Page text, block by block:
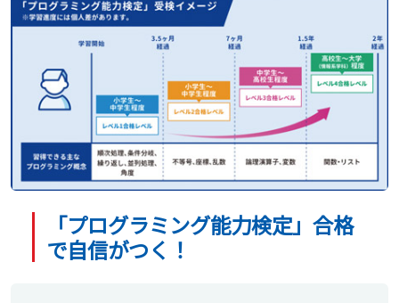
「プログラミング能力検定」合格
で自信がつく！